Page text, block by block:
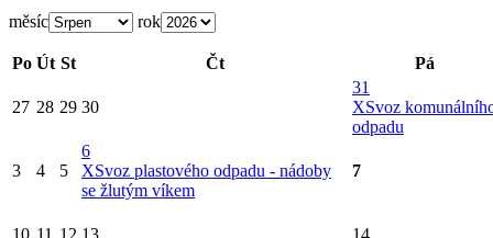
měsíc rok
Po Út St Čt Pá
27 28 29 30
31
XSvoz
odpadu
3 4 5
6
XSvoz plastového odpadu - nádoby
se žlutým víkem
7
10 11 12 13 14